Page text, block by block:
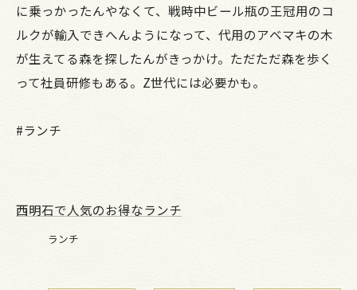
に乗っかったんやなくて、戦時中ビール瓶の王冠用のコ
ルクが輸入できへんようになって、代用のアベマキの木
が生えてる森を探したんがきっかけ。ただただ森を歩く
って社員研修もある。Z世代には必要かも。
#ランチ
西明石で人気のお得なランチ
ランチ